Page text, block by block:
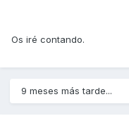
Os iré contando.
9 meses más tarde...